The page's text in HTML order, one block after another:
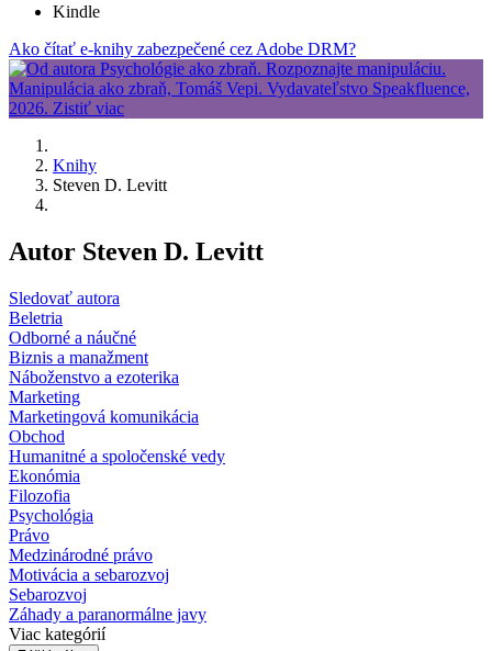
Kindle
Ako čítať e-knihy zabezpečené cez Adobe DRM?
Knihy
Steven D. Levitt
Autor Steven D. Levitt
Sledovať autora
Beletria
Odborné a náučné
Biznis a manažment
Náboženstvo a ezoterika
Marketing
Marketingová komunikácia
Obchod
Humanitné a spoločenské vedy
Ekonómia
Filozofia
Psychológia
Právo
Medzinárodné právo
Motivácia a sebarozvoj
Sebarozvoj
Záhady a paranormálne javy
Viac kategórií